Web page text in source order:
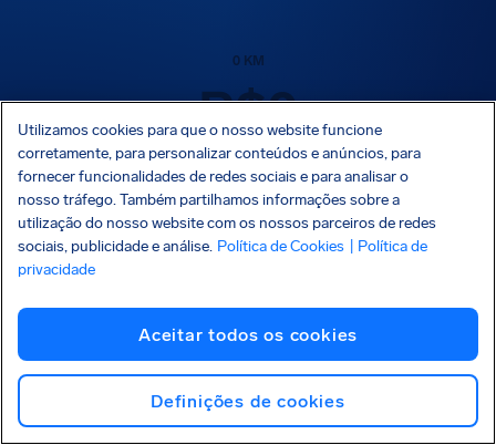
0KM
R$0
Estimativa baseada no Regulamento CE 261
Utilizamos cookies para que o nosso website funcione
corretamente, para personalizar conteúdos e anúncios, para
fornecer funcionalidades de redes sociais e para analisar o
nosso tráfego. Também partilhamos informações sobre a
utilização do nosso website com os nossos parceiros de redes
sociais, publicidade e análise. Política de Cookies
| Política de
privacidade
Aceitar todos os cookies
Definições de cookies